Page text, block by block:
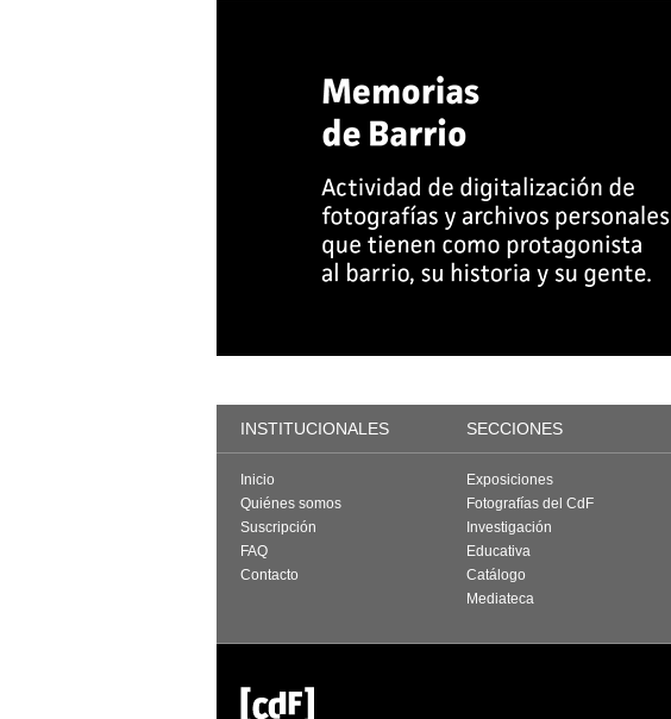
INSTITUCIONALES SECCIONES
Inicio
Quiénes somos
Suscripción
FAQ
Contacto
Exposiciones
Fotografías del CdF
Investigación
Educativa
Catálogo
Mediateca